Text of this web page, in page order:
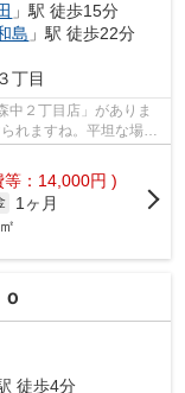
」駅 徒歩15分
島 」駅 徒歩22分
３丁目
中２丁目店」がありま
れますね。平坦な場所
等：14,000円 )
1ヶ月
徒歩4分